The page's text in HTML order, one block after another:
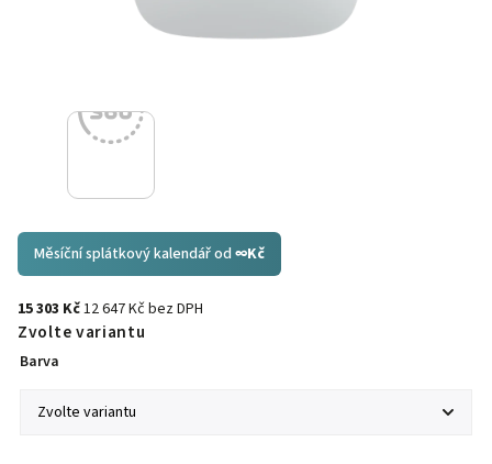
Měsíční splátkový kalendář od ∞Kč
15 303 Kč12 647 Kč bez DPH
Zvolte variantu
Barva